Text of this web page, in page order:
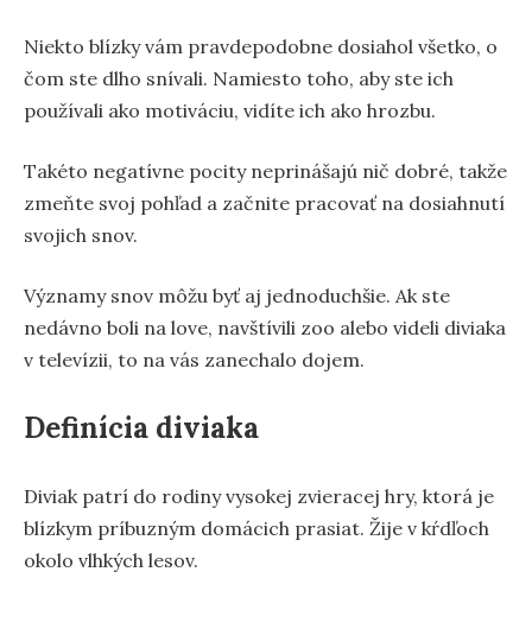
Niekto blízky vám pravdepodobne dosiahol všetko, o
čom ste dlho snívali. Namiesto toho, aby ste ich
používali ako motiváciu, vidíte ich ako hrozbu.
Takéto negatívne pocity neprinášajú nič dobré, takže
zmeňte svoj pohľad a začnite pracovať na dosiahnutí
svojich snov.
Významy snov môžu byť aj jednoduchšie. Ak ste
nedávno boli na love, navštívili zoo alebo videli diviaka
v televízii, to na vás zanechalo dojem.
Definícia diviaka
Diviak patrí do rodiny vysokej zvieracej hry, ktorá je
blízkym príbuzným domácich prasiat. Žije v kŕdľoch
okolo vlhkých lesov.